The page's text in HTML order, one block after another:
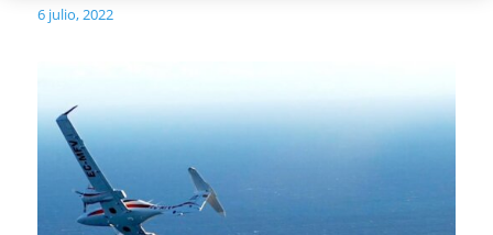
6 julio, 2022